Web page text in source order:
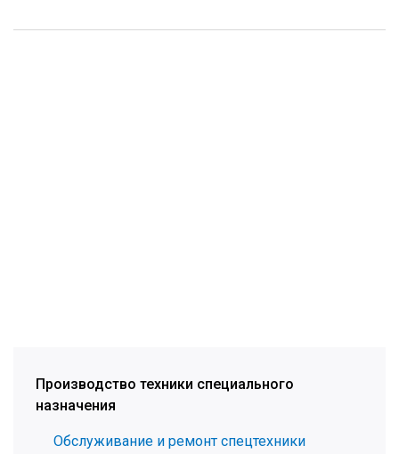
Производство техники специального
назначения
Обслуживание и ремонт спецтехники